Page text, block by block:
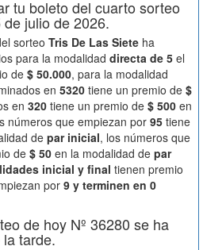
tu boleto del cuarto sorteo
julio de 2026.
sorteo Tris De Las Siete ha
para la modalidad directa de 5 el
de $ 50.000, para la modalidad
en 5320 tiene un premio de $
en 320 tiene un premio de $ 500 en
números que empiezan por 95 tiene
depar inicial, los números que
de $ 50 en la modalidad de par
inicial y final tienen premio
por 9 y terminen en 0
de hoy Nº 36280 se ha
tarde.